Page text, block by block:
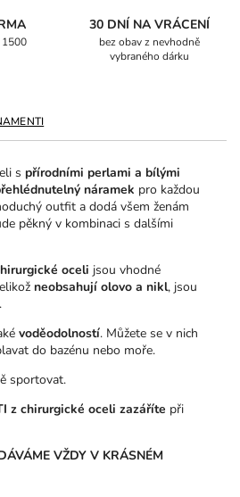
1500
30 DNÍ NA VRÁCENÍ
bez obav z nevhodně
vybraného dárku
s přírodními perlami a bílými
náramek pro každou
outfit a dodá všem ženám
pěkný v kombinaci s dalšími
oceli jsou vhodné
neobsahují olovo a nikl, jsou
.
voděodolností. Můžete se v nich
do bazénu nebo moře.
sportovat.
z chirurgické oceli zazáříte při
VŽDY V KRÁSNÉM